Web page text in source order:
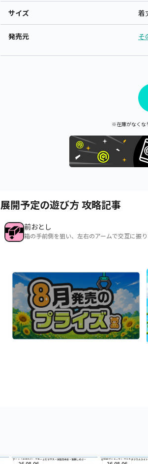
サイズ 着
発売元 そ
※在庫がなくな
展開予定の遊び方 攻略記事
前おとし
箱の手前側を狙い、左右のアームで交互に振